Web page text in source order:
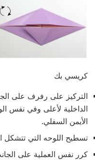
كريسي بك
التركيز على رفرف على
الداخلية لأعلى وفي نفس
الأيمن السفلي.
تسطيح اللوحه التي تتشكل
كرر نفس العملية على